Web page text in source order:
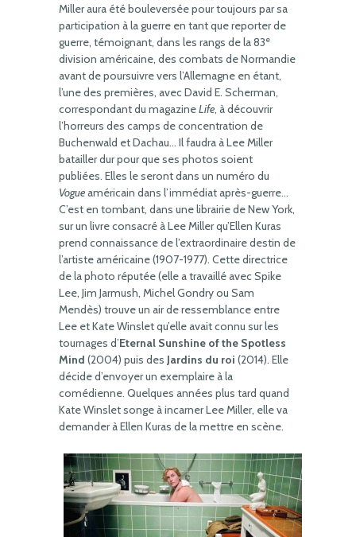
Miller aura été bouleversée pour toujours par sa
participation à la guerre en tant que reporter de
guerre, témoignant, dans les rangs de la 83e
division américaine, des combats de Normandie
avant de poursuivre vers l’Allemagne en étant,
l’une des premières, avec David E. Scherman,
correspondant du magazineLife, à découvrir
l’horreurs des camps de concentration de
Buchenwald et Dachau… Il faudra à Lee Miller
batailler dur pour que ses photos soient
publiées. Elles le seront dans un numéro du
Vogueaméricain dans l’immédiat après-guerre…
C’est en tombant, dans une librairie de New York,
sur un livre consacré à Lee Miller qu’Ellen Kuras
prend connaissance de l’extraordinaire destin de
l’artiste américaine (1907-1977). Cette directrice
de la photo réputée (elle a travaillé avec Spike
Lee, Jim Jarmush, Michel Gondry ou Sam
Mendès) trouve un air de ressemblance entre
Lee et Kate Winslet qu’elle avait connu sur les
tournages d’Eternal Sunshine of the Spotless
Mind (2004) puis des Jardins du roi (2014). Elle
décide d’envoyer un exemplaire à la
comédienne. Quelques années plus tard quand
Kate Winslet songe à incarner Lee Miller, elle va
demander à Ellen Kuras de la mettre en scène.